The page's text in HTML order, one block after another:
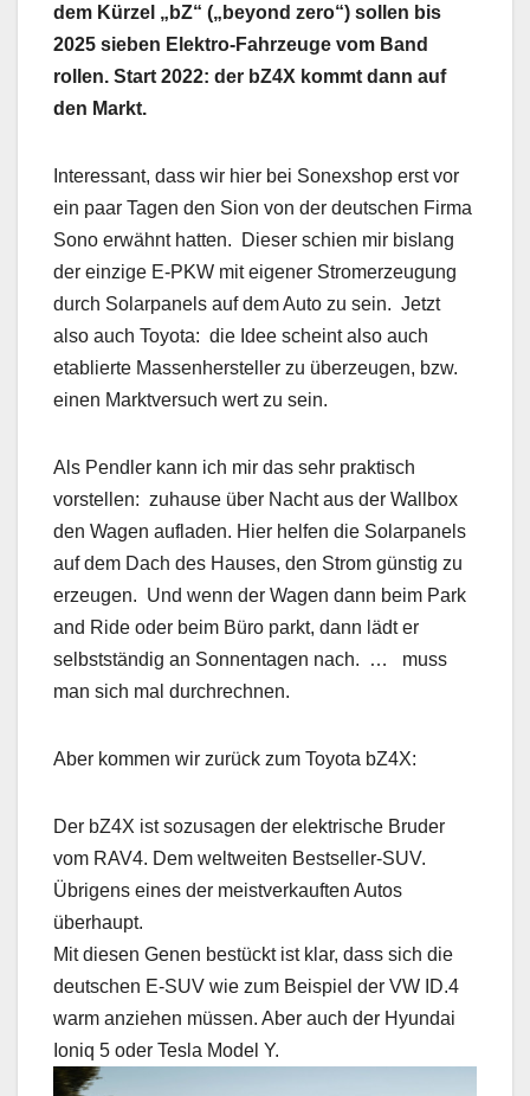
dem Kürzel „bZ“ („beyond zero“) sollen bis
2025 sieben Elektro-Fahrzeuge vom Band
rollen. Start 2022: der bZ4X kommt dann auf
den Markt.
Interessant, dass wir hier bei Sonexshop erst vor
ein paar Tagen den Sion von der deutschen Firma
Sono erwähnt hatten. Dieser schien mir bislang
der einzige E-PKW mit eigener Stromerzeugung
durch Solarpanels auf dem Auto zu sein. Jetzt
also auch Toyota: die Idee scheint also auch
etablierte Massenhersteller zu überzeugen, bzw.
einen Marktversuch wert zu sein.
Als Pendler kann ich mir das sehr praktisch
vorstellen: zuhause über Nacht aus der Wallbox
den Wagen aufladen. Hier helfen die Solarpanels
auf dem Dach des Hauses, den Strom günstig zu
erzeugen. Und wenn der Wagen dann beim Park
and Ride oder beim Büro parkt, dann lädt er
selbstständig an Sonnentagen nach. … muss
man sich mal durchrechnen.
Aber kommen wir zurück zum Toyota bZ4X:
Der bZ4X ist sozusagen der elektrische Bruder
vom RAV4. Dem weltweiten Bestseller-SUV.
Übrigens eines der meistverkauften Autos
überhaupt.
Mit diesen Genen bestückt ist klar, dass sich die
deutschen E-SUV wie zum Beispiel der VW ID.4
warm anziehen müssen. Aber auch der Hyundai
Ioniq 5 oder Tesla Model Y.